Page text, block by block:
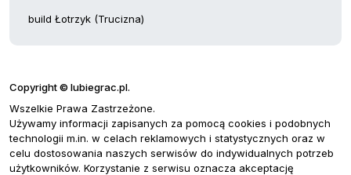
build Łotrzyk (Trucizna)
Copyright © lubiegrac.pl.
Wszelkie Prawa Zastrzeżone.
Używamy informacji zapisanych za pomocą cookies i podobnych
technologii m.in. w celach reklamowych i statystycznych oraz w
celu dostosowania naszych serwisów do indywidualnych potrzeb
użytkowników. Korzystanie z serwisu oznacza akceptację